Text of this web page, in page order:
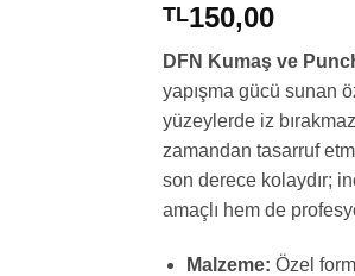
TL150,00
DFN Kumaş ve Punch
yapışma gücü sunan
yüzeylerde iz
zamandan tasarruf
son derece kolaydır;
amaçlı hem de
Malzeme: Özel